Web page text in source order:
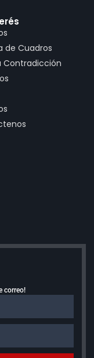
de Cuadros
Contradicción
correo!